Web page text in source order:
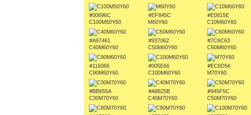
#00696C
C100M50Y60
#EF845C
M60Y60
#E0815E
C10M60Y60
#A97461
C40M60Y60
#937062
C50M60Y60
#7C6C63
C60M60Y60
#116066
C90M60Y60
#005E66
C100M60Y60
#EC6D56
M70Y60
#BB655A
C30M70Y60
#A8625B
C40M70Y60
#945F5C
C50M70Y60